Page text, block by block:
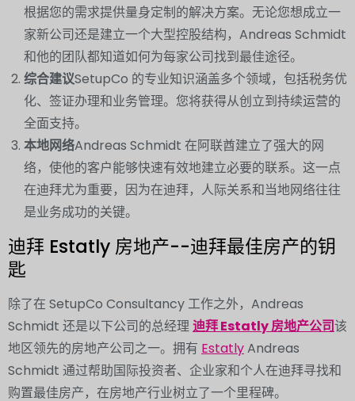
根据您的需求提供量身定制的解决方案。无论您想成立一
家新公司还是建立一个大型控股结构，Andreas Schmidt
和他的团队都知道如何为每家公司找到最佳途径。
综合建议SetupCo 的专业知识涵盖多个领域，包括税务优
化、签证办理和业务管理。您将获得从创立到持续运营的
全面支持。
本地网络Andreas Schmidt 在阿联酋建立了强大的网
络，使他的客户能够快速有效地建立必要的联系。这一点
在迪拜尤为重要，因为在迪拜，人际关系和当地网络往往
是业务成功的关键。
迪拜 Estatly 房地产--迪拜最佳房产的钥
匙
除了在 SetupCo Consultancy 工作之外，Andreas
Schmidt 还是以下公司的总经理迪拜 Estatly 房地产公司该
地区领先的房地产公司之一。拥有 EstatlyAndreas
Schmidt 通过帮助国际投资者、企业家和个人在迪拜寻找和
购置最佳房产，在房地产行业树立了一个里程碑。